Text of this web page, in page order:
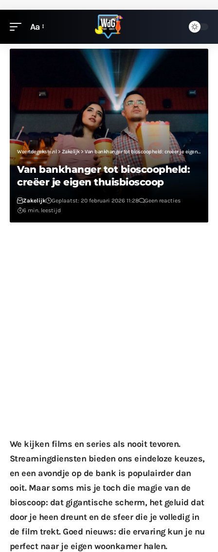
Aa
Weertdegekste.nl >Zakelijk> Van bankhanger tot bioscoopheld: creëer je eigen thuisbioscoop
Van bankhanger tot bioscoopheld:
creëer je eigen thuisbioscoop
Zakelijk Geplaatst: 20 februari 2026 11:28
Geen reacties
6 min. leestijd
We kijken films en series als nooit tevoren.
Streamingdiensten bieden ons eindeloze keuzes,
en een avondje op de bank is populairder dan
ooit. Maar soms mis je toch die magie van de
bioscoop: dat gigantische scherm, het geluid dat
door je heen dreunt en de sfeer die je volledig in
de film trekt. Goed nieuws: die ervaring kun je nu
perfect naar je eigen woonkamer halen.